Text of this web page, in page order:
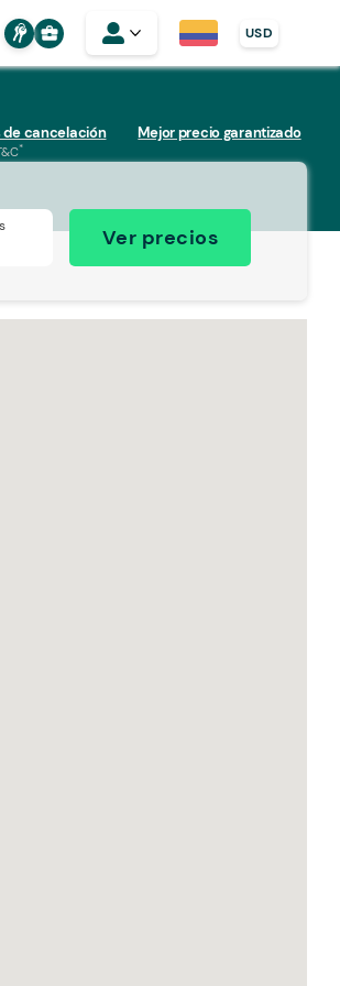
business_center USD
de cancelación
*
Mejor precio garantizado
Ver precios